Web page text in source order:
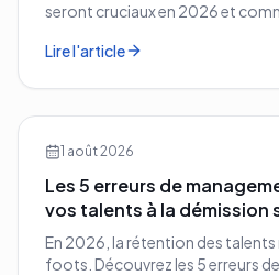
seront cruciaux en 2026 et
Lire l'article
1 août 2026
Les 5 erreurs de
vos talents à la démission
En 2026, la rétention des
foots. Découvrez les 5 erreurs